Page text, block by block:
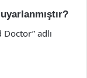
Doctor” adlı